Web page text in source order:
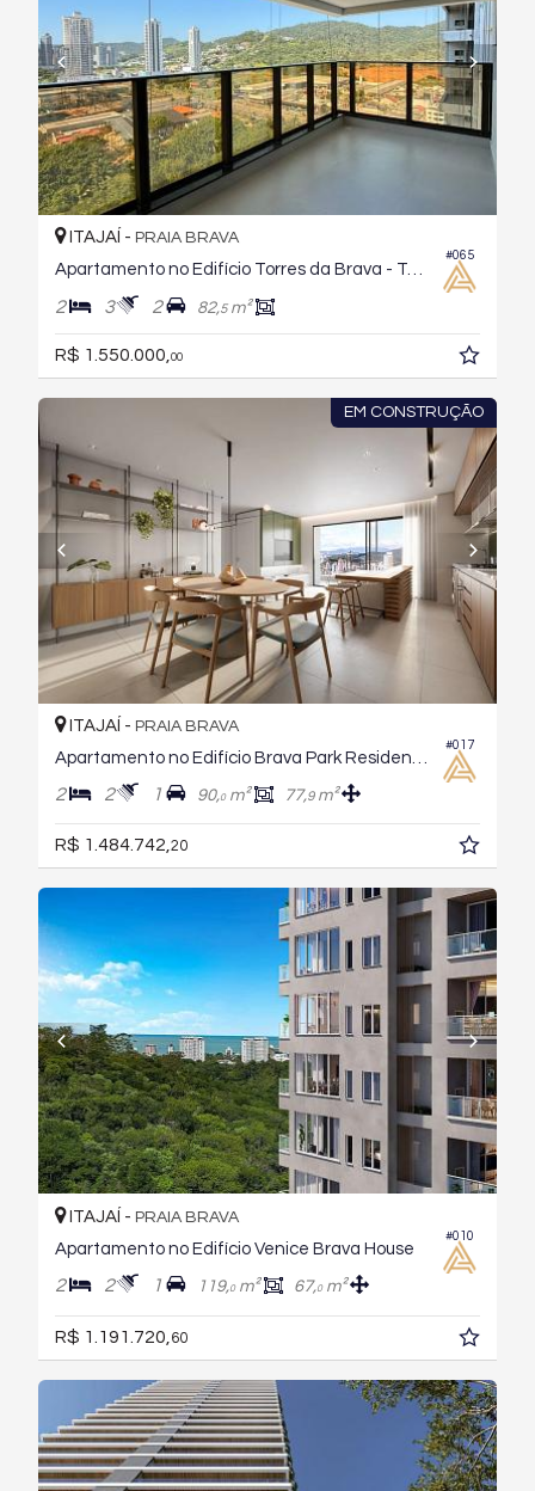
#065
ITAJAÍ - PRAIA BRAVA
Apartamento no Edifício Torres da Brava - Torre Sirena
2 3 2 82,5m²
R$ 1.550.000, 00
EM CONSTRUÇÃO
#017
ITAJAÍ - PRAIA BRAVA
2 2 1 90,0m² 77,9m²
R$ 1.484.742,20
#010
ITAJAÍ - PRAIA BRAVA
Apartamento no Edifício Venice Brava House
2 2 1 119,0m² 67,0m²
R$ 1.191.720, 60